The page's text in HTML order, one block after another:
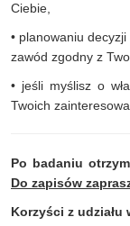
Ciebie,
• planowaniu
zawód zgodny z
• jeśli myślisz o
Twoich
Po badaniu
Do zapisów
Korzyści z